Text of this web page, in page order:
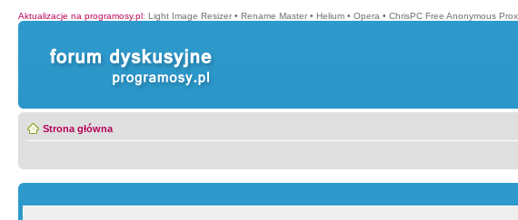
Aktualizacje na programosy.pl: Light Image Resizer • Rename Master • Helium • Opera • ChrisPC Free Anonymous
Strona główna